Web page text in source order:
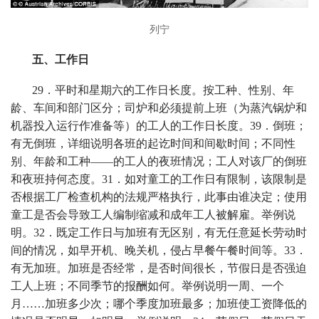
列宁
五、工作日
29 ．平时和星期六的工作日长度。按工种、性别、年
龄、车间和部门区分；司炉和必须提前上班（为蒸汽锅炉和
机器投入运行作准备等）的工人的工作日长度。 39 ．倒班；
有无倒班，详细说明各班的起讫时间和间歇时间；不同性
别、年龄和工种——的工人的夜班情况；工人对该厂的倒班
和夜班持何态度。 31 ．如对童工的工作日有限制，该限制是
否根据工厂检查机构的法规严格执行，此事由谁决定；使用
童工是否会导致工人编制缩减和成年工人被解雇。举例说
明。 32 ．既定工作日与加班有无区别，有无任意延长劳动时
间的情况，如早开机、晚关机，侵占早餐午餐时间等。 33 ．
有无加班。加班是否经常，是否时间很长，节假日是否强迫
工人上班；不同季节的报酬如何。举例说明一周、一个
月……加班多少次；哪个季度加班最多；加班使工资降低的